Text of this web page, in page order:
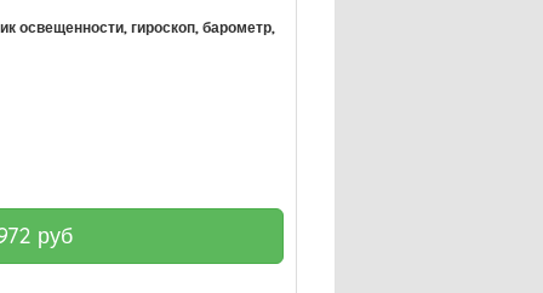
освещенности, гироскоп, барометр,
руб